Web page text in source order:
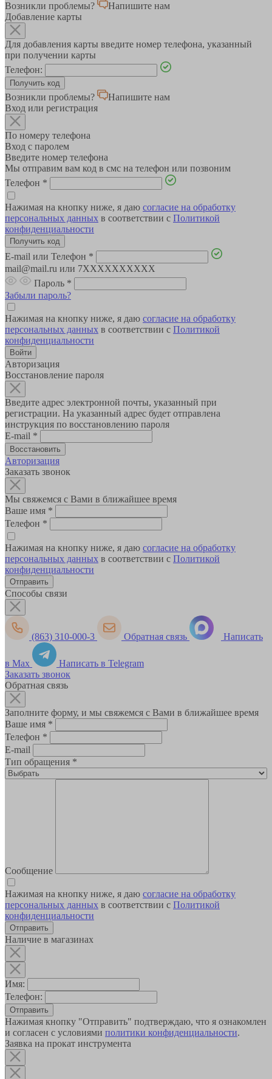
Возникли проблемы?
Напишите нам
Добавление карты
Для добавления карты введите номер телефона, указанный
при получении карты
Телефон:
Возникли проблемы?
Напишите нам
Вход или регистрация
По номеру телефона
Вход с паролем
Введите номер телефона
Мы отправим вам код в смс на телефон или позвоним
Телефон *
Нажимая на кнопку ниже, я даю согласие на обработку
персональных данных в соответствии с Политикой
конфиденциальности
E-mail или Телефон *
mail@mail.ru или 7XXXXXXXXXX
Пароль *
Забыли пароль?
Нажимая на кнопку ниже, я даю согласие на обработку
персональных данных в соответствии с Политикой
конфиденциальности
Авторизация
Восстановление пароля
Введите адрес электронной почты, указанный при
регистрации. На указанный адрес будет отправлена
инструкция по восстановлению пароля
E-mail *
Авторизация
Заказать звонок
Мы свяжемся с Вами в ближайшее время
Ваше имя *
Телефон *
Нажимая на кнопку ниже, я даю согласие на обработку
персональных данных в соответствии с Политикой
конфиденциальности
Способы связи
(863) 310-000-3 Обратная связь Написать
в Max
Написать в Telegram
Заказать звонок
Обратная связь
Заполните форму, и мы свяжемся с Вами в ближайшее время
Ваше имя *
Телефон *
E-mail
Тип обращения *
Сообщение
Нажимая на кнопку ниже, я даю согласие на обработку
персональных данных в соответствии с Политикой
конфиденциальности
Наличие в магазинах
Имя:
Телефон:
Отправить
Нажимая кнопку "Отправить" подтверждаю, что я ознакомлен
и согласен с условиями политики конфиденциальности.
Заявка на прокат инструмента